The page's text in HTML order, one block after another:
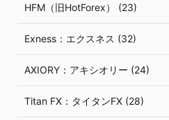
HFM（旧HotForex） (23)
Exness：エクスネス (32)
AXIORY：アキシオリー (24)
Titan FX：タイタンFX (28)